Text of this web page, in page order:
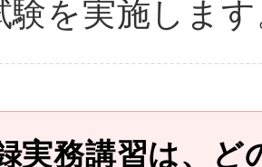
験を実施しま
実務講習は、ど